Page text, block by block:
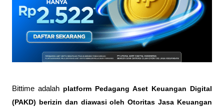
Bittime adalah platform Pedagang Aset Keuangan Digital
(PAKD) berizin dan diawasi oleh Otoritas Jasa Keuangan